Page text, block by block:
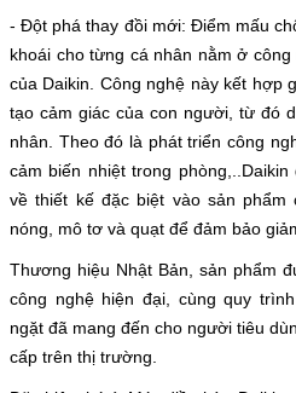
- Đột phá thay đồi mới: Điểm mấu
khoái cho từng cá nhân nằm ở
của Daikin. Công nghệ này kết hợp
tạo cảm giác của con người, từ đó
nhân. Theo đó là phát triển công
cảm biến nhiệt trong
về thiết kế đặc biệt vào sản
nóng, mô tơ và quạt để đảm bảo
Thương hiệu Nhật Bản, sản phẩm
công nghệ hiện đại, cùng quy
ngặt đã mang đến cho người tiêu
cấp trên thị trường.